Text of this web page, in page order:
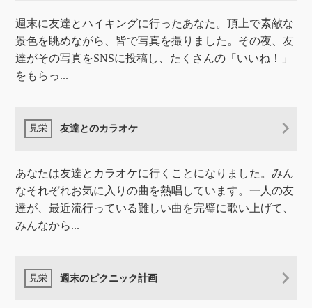
週末に友達とハイキングに行ったあなた。頂上で素敵な
景色を眺めながら、皆で写真を撮りました。その夜、友
達がその写真をSNSに投稿し、たくさんの「いいね！」
をもらっ...
友達とのカラオケ
あなたは友達とカラオケに行くことになりました。みん
なそれぞれお気に入りの曲を熱唱しています。一人の友
達が、最近流行っている難しい曲を完璧に歌い上げて、
みんなから...
週末のピクニック計画